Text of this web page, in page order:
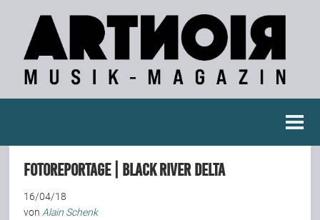
Konzertberichte
Fotoreportage | Black River Delta
16/04/18
von Alain Schenk